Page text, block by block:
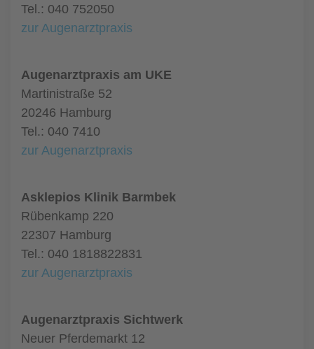
Tel.: 040 752050
zur Augenarztpraxis
Augenarztpraxis am UKE
Martinistraße 52
20246 Hamburg
Tel.: 040 7410
zur Augenarztpraxis
Asklepios Klinik Barmbek
Rübenkamp 220
22307 Hamburg
Tel.: 040 1818822831
zur Augenarztpraxis
Augenarztpraxis Sichtwerk
Neuer Pferdemarkt 12